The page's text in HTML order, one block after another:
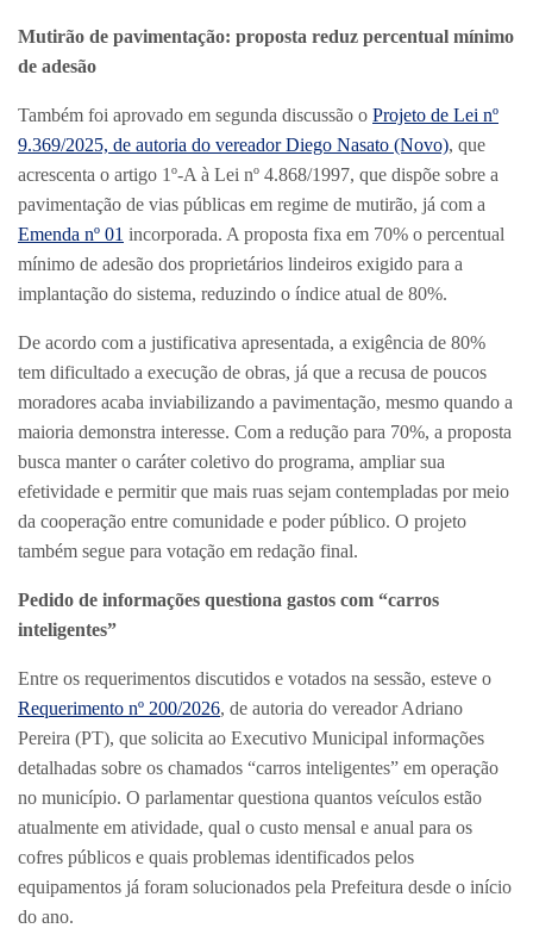
Mutirão de pavimentação: proposta reduz percentual mínimo
de adesão
Também foi aprovado em segunda discussão o Projeto de Lei nº
9.369/2025, de autoria do vereador Diego Nasato (Novo), que
acrescenta o artigo 1º-A à Lei nº 4.868/1997, que dispõe sobre a
pavimentação de vias públicas em regime de mutirão, já com a
Emenda nº 01 incorporada. A proposta fixa em 70% o percentual
mínimo de adesão dos proprietários lindeiros exigido para a
implantação do sistema, reduzindo o índice atual de 80%.
De acordo com a justificativa apresentada, a exigência de 80%
tem dificultado a execução de obras, já que a recusa de poucos
moradores acaba inviabilizando a pavimentação, mesmo quando a
maioria demonstra interesse. Com a redução para 70%, a proposta
busca manter o caráter coletivo do programa, ampliar sua
efetividade e permitir que mais ruas sejam contempladas por meio
da cooperação entre comunidade e poder público. O projeto
também segue para votação em redação final.
Pedido de informações questiona gastos com “carros
inteligentes”
Entre os requerimentos discutidos e votados na sessão, esteve o
Requerimento nº 200/2026, de autoria do vereador Adriano
Pereira (PT), que solicita ao Executivo Municipal informações
detalhadas sobre os chamados “carros inteligentes” em operação
no município. O parlamentar questiona quantos veículos estão
atualmente em atividade, qual o custo mensal e anual para os
cofres públicos e quais problemas identificados pelos
equipamentos já foram solucionados pela Prefeitura desde o início
do ano.